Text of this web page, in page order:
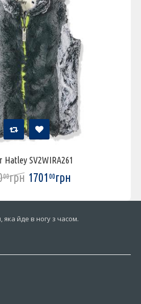
Hatley SV2WIRA261
00грн 170100грн
яка йде в ногу з часом.